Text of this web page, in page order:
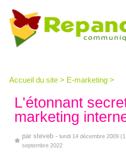
Accueil du site > E-marketing >
L'étonnant
marketing
par steveb - lundi 14 décembre 2009
septembre 2022